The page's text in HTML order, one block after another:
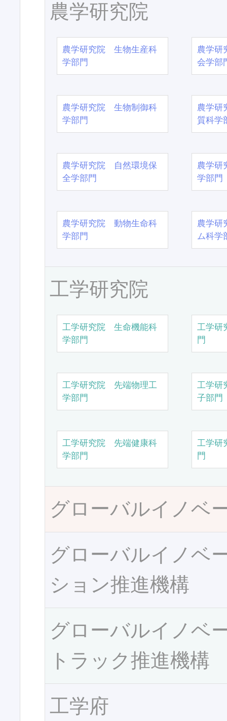
農学研究院
農学研究院 生物生産科
学部門
農学
会学部
農学研究院 生物制御科
学部門
農学
質科学
農学研究院 自然環境保
全学部門
農学
学部門
農学研究院 動物生命科
学部門
農学
ム科学
工学研究院
工学研究院 生命機能科
学部門
工学研
門
工学研究院 先端物理工
学部門
工学研
子部門
工学研究院 先端健康科
学部門
工学研
門
グローバルイノベ
グローバルイノベ
ション推進機構
グローバルイノベ
トラック推進機構
工学府